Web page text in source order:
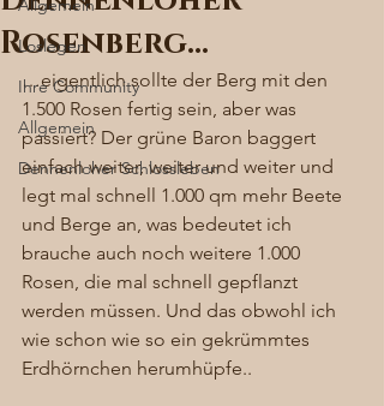
Allgemein
Loslegen
Ihre Community
Allgemein
Dennenloher Schlossleben
Rosenberg…
…eigentlich sollte der Berg mit den
1.500 Rosen fertig sein, aber was
passiert? Der grüne Baron baggert
einfach weiter, weiter und weiter und
legt mal schnell 1.000 qm mehr Beete
und Berge an, was bedeutet ich
brauche auch noch weitere 1.000
Rosen, die mal schnell gepflanzt
werden müssen. Und das obwohl ich
wie schon wie so ein gekrümmtes
Erdhörnchen herumhüpfe..